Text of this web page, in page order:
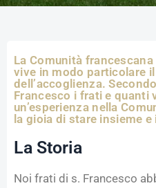
La Comunità
vive in modo particolare
dell’accoglienza.
Francesco i frati e quanti
un’esperienza nella
la gioia di stare insieme
La Storia
Noi frati di s. Francesco